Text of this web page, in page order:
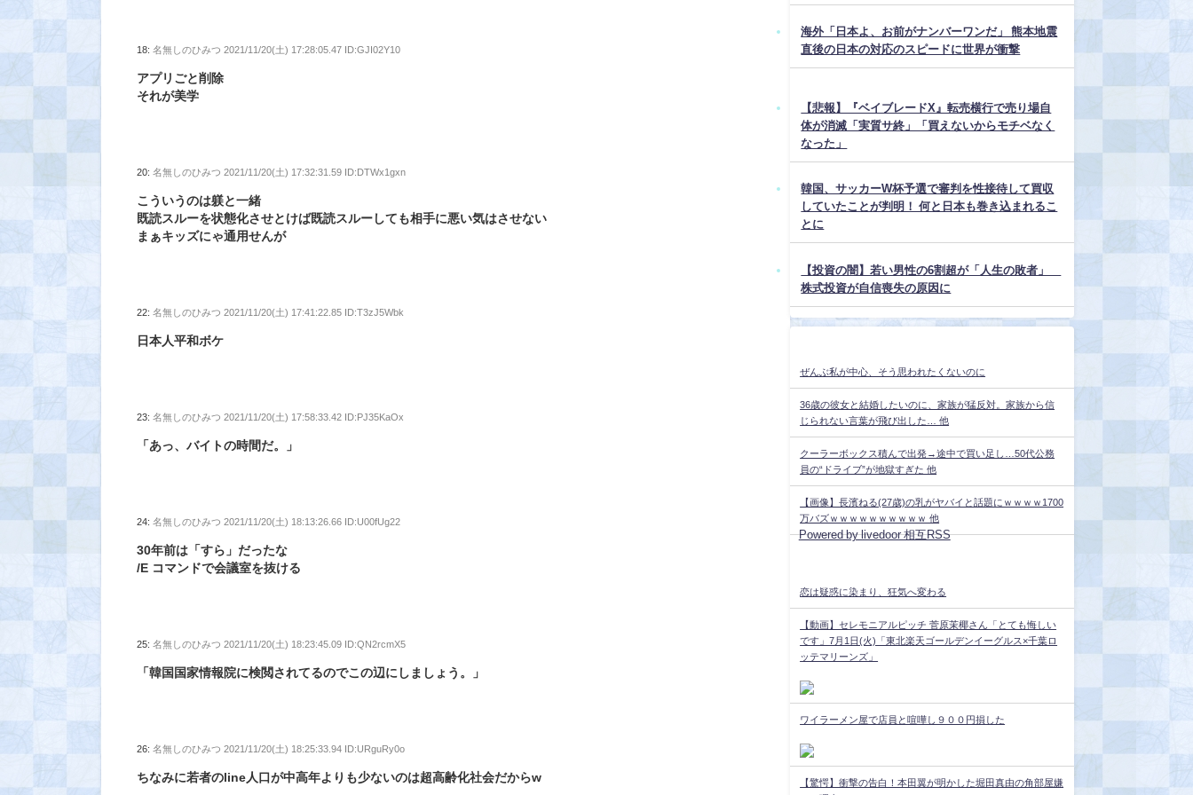
18:名無しのひみつ 2021/11/20(土) 17:28:05.47 ID:GJI02Y10
アプリごと削除
それが美学
20:名無しのひみつ 2021/11/20(土) 17:32:31.59 ID:DTWx1gxn
こういうのは躾と一緒
既読スルーを状態化させとけば既読スルーしても相手に悪い気はさせない
まぁキッズにゃ通用せんが
22:名無しのひみつ 2021/11/20(土) 17:41:22.85 ID:T3zJ5Wbk
日本人平和ボケ
23:名無しのひみつ 2021/11/20(土) 17:58:33.42 ID:PJ35KaOx
「あっ、バイトの時間だ。」
24:名無しのひみつ 2021/11/20(土) 18:13:26.66 ID:U00fUg22
30年前は「すら」だったな
/E コマンドで会議室を抜ける
25:名無しのひみつ 2021/11/20(土) 18:23:45.09 ID:QN2rcmX5
「韓国国家情報院に検閲されてるのでこの辺にしましょう。」
26:名無しのひみつ 2021/11/20(土) 18:25:33.94 ID:URguRy0o
ちなみに若者のline人口が中高年よりも少ないのは超高齢化社会だからw
海外「日本よ、お前がナンバーワンだ」 熊本地震
直後の日本の対応のスピードに世界が衝撃
【悲報】『ベイブレードX』転売横行で売り場自
体が消滅「実質サ終」「買えないからモチベなく
なった」
韓国、サッカーW杯予選で審判を性接待して買収
していたことが判明！ 何と日本も巻き込まれるこ
とに
【投資の闇】若い男性の6割超が「人生の敗者」
株式投資が自信喪失の原因に
ぜんぶ私が中心、そう思われたくないのに
36歳の彼女と結婚したいのに、家族が猛反対。家族から信
じられない言葉が飛び出した… 他
クーラーボックス積んで出発→途中で買い足し…50代公務
員の“ドライブ”が地獄すぎた 他
【画像】長濱ねる(27歳)の乳がヤバイと話題にｗｗｗｗ1700
万バズｗｗｗｗｗｗｗｗｗｗ 他
Powered by livedoor 相互RSS
恋は疑惑に染まり、狂気へ変わる
【動画】セレモニアルピッチ 菅原茉椰さん「とても悔しい
です」7月1日(火)「東北楽天ゴールデンイーグルス×千葉ロ
ッテマリーンズ」
ワイラーメン屋で店員と喧嘩し９００円損した
【驚愕】衝撃の告白！本田翼が明かした堀田真由の角部屋嫌